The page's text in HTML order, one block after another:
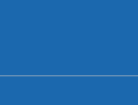
МРСК Центра